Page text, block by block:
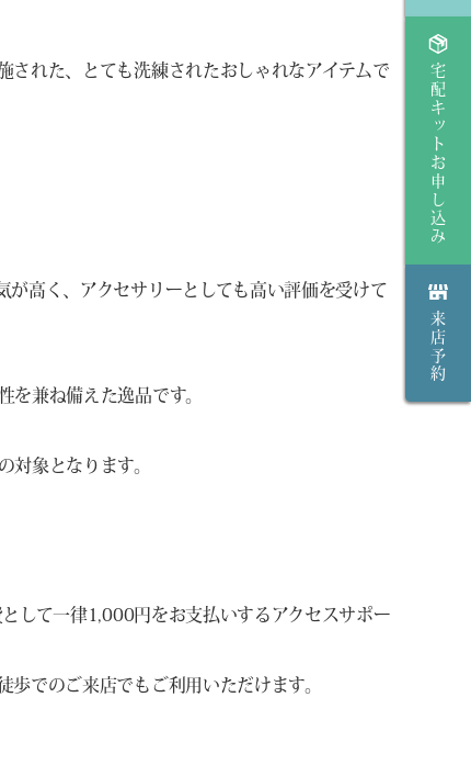
された、とても洗練されたおしゃれなアイテムで
が高く、アクセサリーとしても高い評価を受けて
を兼ね備えた逸品です。
対象となります。
して一律1,000円をお支払いするアクセスサポー
でのご来店でもご利用いただけます。
宅配キットお申し込み
来店予約